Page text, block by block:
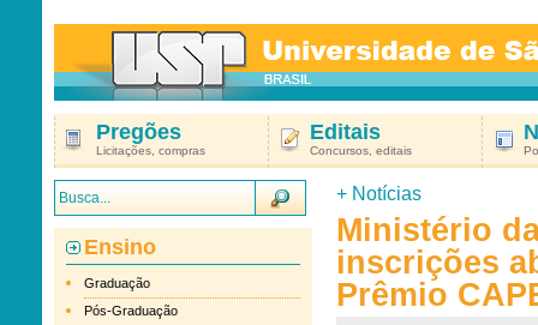
Pregões
Licitações, compras
Editais
Concursos, editais
Ensino
Graduação
Pós-Graduação
+ Notícias
Ministério
inscrições
Prêmio